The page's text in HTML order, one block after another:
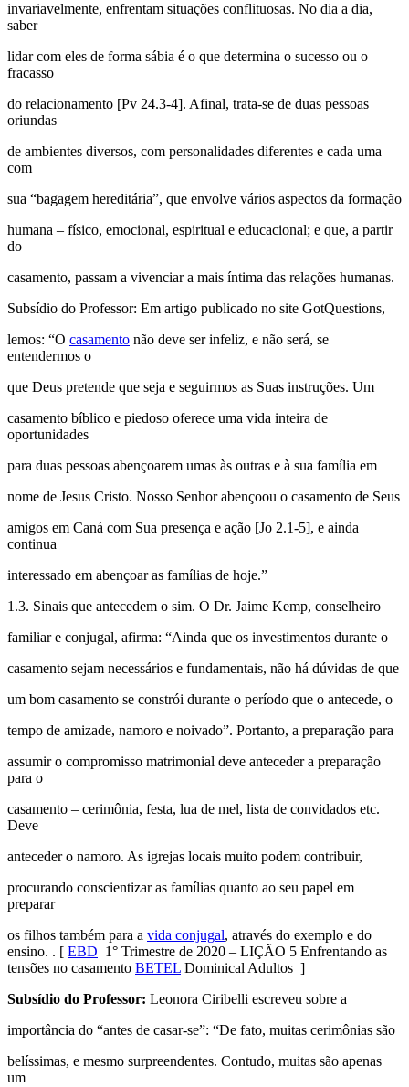
invariavelmente, enfrentam situações conflituosas. No dia a dia,
saber
lidar com eles de forma sábia é o que determina o sucesso ou o
fracasso
do relacionamento [Pv 24.3-4]. Afinal, trata-se de duas pessoas
oriundas
de ambientes diversos, com personalidades diferentes e cada uma
com
sua “bagagem hereditária”, que envolve vários aspectos da formação
humana – físico, emocional, espiritual e educacional; e que, a partir
do
casamento, passam a vivenciar a mais íntima das relações humanas.
Subsídio do Professor: Em artigo publicado no site GotQuestions,
lemos: “O casamento não deve ser infeliz, e não será, se
entendermos o
que Deus pretende que seja e seguirmos as Suas instruções. Um
casamento bíblico e piedoso oferece uma vida inteira de
oportunidades
para duas pessoas abençoarem umas às outras e à sua família em
nome de Jesus Cristo. Nosso Senhor abençoou o casamento de Seus
amigos em Caná com Sua presença e ação [Jo 2.1-5], e ainda
continua
interessado em abençoar as famílias de hoje.”
1.3. Sinais que antecedem o sim. O Dr. Jaime Kemp, conselheiro
familiar e conjugal, afirma: “Ainda que os investimentos durante o
casamento sejam necessários e fundamentais, não há dúvidas de que
um bom casamento se constrói durante o período que o antecede, o
tempo de amizade, namoro e noivado”. Portanto, a preparação para
assumir o compromisso matrimonial deve anteceder a preparação
para o
casamento – cerimônia, festa, lua de mel, lista de convidados etc.
Deve
anteceder o namoro. As igrejas locais muito podem contribuir,
procurando conscientizar as famílias quanto ao seu papel em
preparar
os filhos também para a vida conjugal, através do exemplo e do
ensino. . [ EBD 1° Trimestre de 2020 – LIÇÃO 5 Enfrentando as
tensões no casamento BETEL Dominical Adultos ]
Subsídio do Professor: Leonora Ciribelli escreveu sobre a
importância do “antes de casar-se”: “De fato, muitas cerimônias são
belíssimas, e mesmo surpreendentes. Contudo, muitas são apenas
um